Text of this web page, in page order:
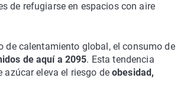
de refugiarse en espacios con aire
de calentamiento global, el consumo de
de aquí a 2095. Esta tendencia
azúcar eleva el riesgo deobesidad,